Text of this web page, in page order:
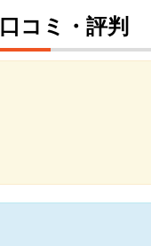
口コミ・評判